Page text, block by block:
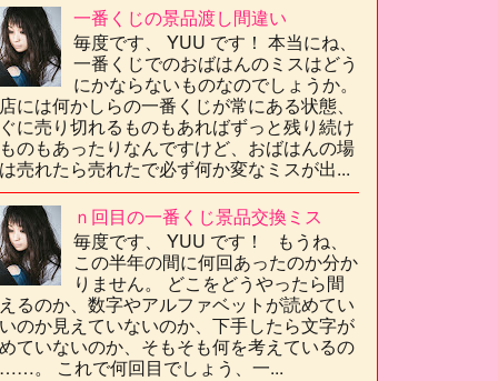
一番くじの景品渡し間違い
毎度です、 YUU です！ 本当にね、
一番くじでのおばはんのミスはどう
にかならないものなのでしょうか。
には何かしらの一番くじが常にある状態、
に売り切れるものもあればずっと残り続け
のもあったりなんですけど、おばはんの場
売れたら売れたで必ず何か変なミスが出...
ｎ回目の一番くじ景品交換ミス
毎度です、 YUU です！ もうね、
この半年の間に何回あったのか分か
りません。 どこをどうやったら間
るのか、数字やアルファベットが読めてい
のか見えていないのか、下手したら文字が
ていないのか、そもそも何を考えているの
。 これで何回目でしょう、一...